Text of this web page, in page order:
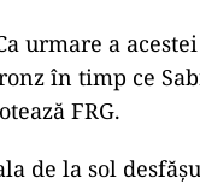
urmare a
în timp ce
FRG.
de la sol